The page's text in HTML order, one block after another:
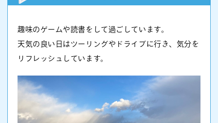
趣味のゲームや読書をして過ごしています。
天気の良い日はツーリングやドライブに行き、気分を
リフレッシュしています。